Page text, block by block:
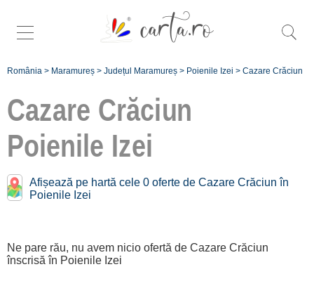
România > Maramureș > Județul Maramureș > Poienile Izei > Cazare Crăciun
Cazare Crăciun
Poienile Izei
Afișează pe hartă cele 0 oferte de Cazare Crăciun în
Poienile Izei
Ne pare rău, nu avem nicio ofertă de Cazare Crăciun
înscrisă în Poienile Izei
Oferte de Crăciun în
Poienile Izei:
[1 oferte la 24 km]
Baia Mare